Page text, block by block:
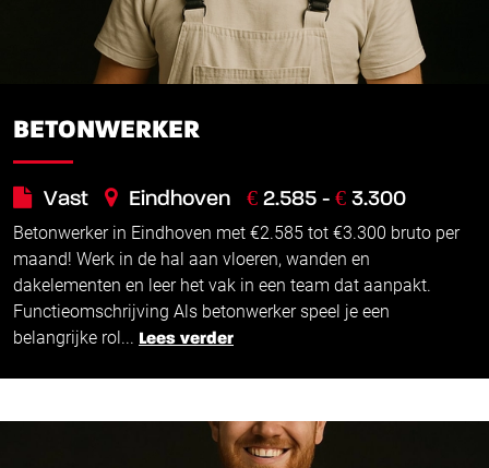
BETONWERKER
Vast Eindhoven € 2.585 - € 3.300
Betonwerker in Eindhoven met €2.585 tot €3.300 bruto per
maand! Werk in de hal aan vloeren, wanden en
dakelementen en leer het vak in een team dat aanpakt.
Functieomschrijving Als betonwerker speel je een
belangrijke rol... Lees verder